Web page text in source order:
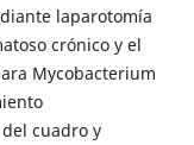
laparotomía
crónico y el
Mycobacterium
cuadro y